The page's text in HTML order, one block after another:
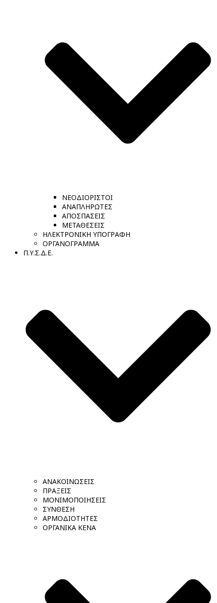
ΝΕΟΔΙΟΡΙΣΤΟΙ
ΑΝΑΠΛΗΡΩΤΕΣ
ΑΠΟΣΠΑΣΕΙΣ
ΜΕΤΑΘΕΣΕΙΣ
ΗΛΕΚΤΡΟΝΙΚΗ ΥΠΟΓΡΑΦΗ
ΟΡΓΑΝΟΓΡΑΜΜΑ
Π.Υ.Σ.Δ.Ε.
ΑΝΑΚΟΙΝΩΣΕΙΣ
ΠΡΑΞΕΙΣ
ΜΟΝΙΜΟΠΟΙΗΣΕΙΣ
ΣΥΝΘΕΣΗ
ΑΡΜΟΔΙΟΤΗΤΕΣ
ΟΡΓΑΝΙΚΑ ΚΕΝΑ